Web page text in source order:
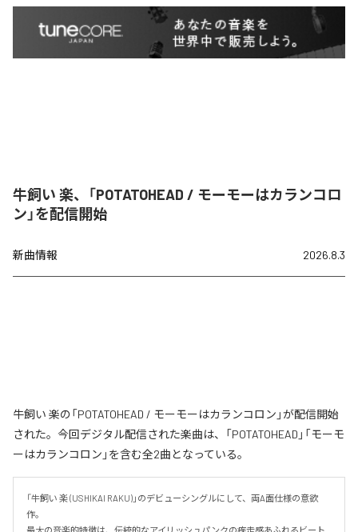
牛飼い 楽、「POTATOHEAD / モーモーはカランコロ
ン」を配信開始
新曲情報 2026.8.3
牛飼い 楽の「POTATOHEAD / モーモーはカランコロン」が配信開始
された。今回デジタル配信された楽曲は、「POTATOHEAD」「モーモ
ーはカランコロン」を含む全2曲となっている。
「牛飼い 楽 (USHIKAI RAKU)」のデビューシングルにして、両A面仕様の意欲
作。
最大の音楽的特徴は、伝統的なアイリッシュパンクの疾走感あふれるビート